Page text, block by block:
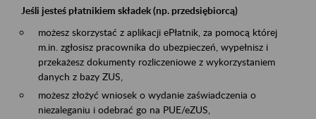
Jeśli jesteś płatnikiem składek (np. przedsiębiorcą)
możesz skorzystać z aplikacji ePłatnik, za pomocą której
m.in. zgłosisz pracownika do ubezpieczeń, wypełnisz i
przekażesz dokumenty rozliczeniowe z wykorzystaniem
danych z bazy ZUS,
możesz złożyć wniosek o wydanie zaświadczenia o
niezaleganiu i odebrać go na PUE/eZUS,